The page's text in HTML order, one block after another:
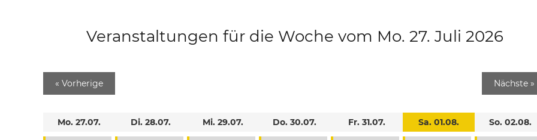
Veranstaltungen für die Woche vom Mo. 27. Juli 2026
« Vorherige Nächste »
Mo. 27.07. Di. 28.07. Mi. 29.07. Do. 30.07. Fr. 31.07. Sa. 01.08. So. 02.08.